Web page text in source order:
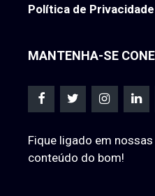
Política de Privacidade
MANTENHA-SE
Fique ligado em
conteúdo do bom!